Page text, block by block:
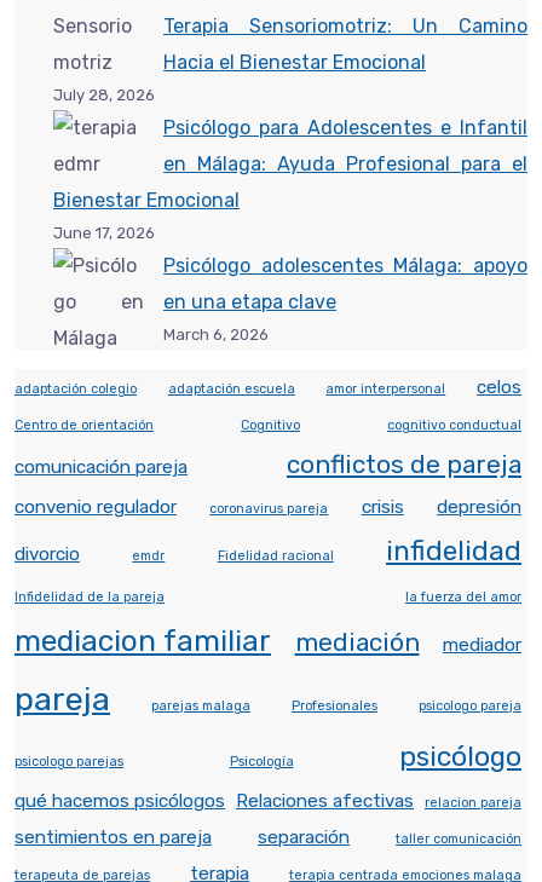
Terapia Sensoriomotriz: Un Camino
Hacia el Bienestar Emocional
July 28, 2026
Psicólogo para Adolescentes e Infantil
en Málaga: Ayuda Profesional para el
Bienestar Emocional
June 17, 2026
Psicólogo adolescentes Málaga: apoyo
en una etapa clave
March 6, 2026
adaptación colegio adaptación escuela amor interpersonal celos
Centro de orientación Cognitivo cognitivo conductual
comunicación pareja conflictos de pareja
convenio regulador coronavirus pareja crisis depresión
divorcio emdr Fidelidad racional infidelidad
Infidelidad de la pareja la fuerza del amor
mediacion familiar mediación mediador
pareja parejas malaga Profesionales psicologo pareja
psicologo parejas Psicología psicólogo
qué hacemos psicólogos Relaciones afectivas relacion pareja
sentimientos en pareja separación taller comunicación
terapeuta de parejas terapia terapia centrada emociones malaga